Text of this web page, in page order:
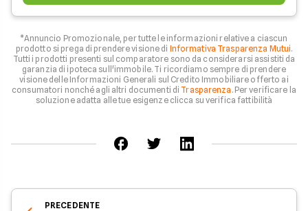
*Annuncio Promozionale, per tutte le informazioni relative a ciascun
prodotto si prega di prendere visione di Informativa Trasparenza Mutui.
Tutti i prodotti presenti sul comparatore sono da considerarsi assistiti da
garanzia di ipoteca sull'immobile. Ti ricordiamo sempre di prendere
visione delle Informazioni Generali sul Credito Immobiliare offerto ai
consumatori nonché agli altri documenti di Trasparenza . Per verificare la
soluzione adatta alle tue esigenze clicca su verifica fattibilità
PRECEDENTE